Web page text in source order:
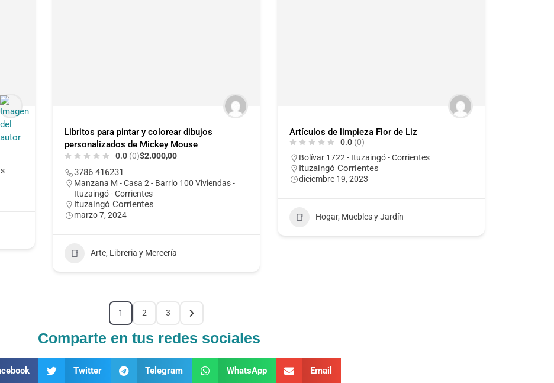
Libritos para pintar y colorear dibujos
personalizados de Mickey Mouse
0.0 (0)$2.000,00
3786 416231
Manzana M - Casa 2 - Barrio 100 Viviendas -
Ituzaingó - Corrientes
Ituzaingó Corrientes
marzo 7, 2024
Arte, Libreria y Mercería
Artículos de limpieza Flor de Liz
0.0 (0)
Bolívar 1722 - Ituzaingó - Corrientes
Ituzaingó Corrientes
diciembre 19, 2023
Hogar, Muebles y Jardín
1 2 3
Comparte en tus redes sociales
Twitter Telegram WhatsApp Email